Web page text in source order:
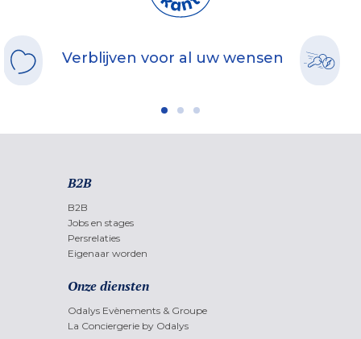
Verblijven voor al uw wensen
B2B
B2B
Jobs en stages
Persrelaties
Eigenaar worden
Onze diensten
Odalys Evènements & Groupe
La Conciergerie by Odalys